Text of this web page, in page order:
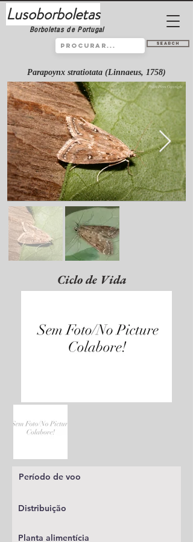
Lusoborboletas
Borboletas de Portugal
Search
Parapoynx stratiotata (Linnaeus, 1758)
Ciclo de Vida
Período de voo
Distribuição
Planta alimentícia